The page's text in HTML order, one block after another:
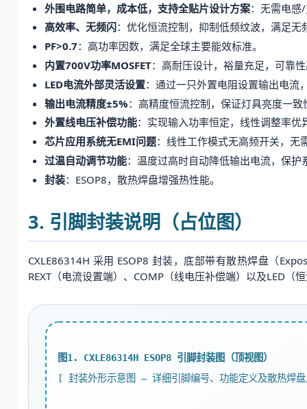
外围电路简单，成本低，支持全贴片设计方案：无需电感
高效率、无频闪：优化恒流控制，抑制低频纹波，满足无
PF>0.7：高功率因数，满足全球主要能效标准。
内置700V功率MOSFET：高耐压设计，裕量充足，可靠
LED电流外部灵活设置：通过一只外置电阻设置输出电流
输出电流精度±5%：高精度恒流控制，保证灯具亮度一致
外置线电压补偿功能：实现输入功率恒定，线性调整率优
芯片应用系统无EMI问题：线性工作模式无高频开关，无
过温自动调节功能：温度过高时自动降低输出电流，保护
封装：ESOP8，散热焊盘增强热性能。
3. 引脚封装说明（占位图）
CXLE86314H 采用 ESOP8 封装，底部带有散热焊盘（
REXT（电流设置端）、COMP（线电压补偿端）以及LED
图1. CXLE86314H ESOP8 引脚封装图（顶视图）
[ 封装外形示意图 — 详细引脚编号、功能定义及散热焊